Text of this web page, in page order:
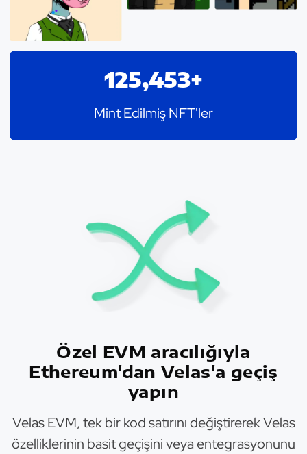
125,453+
Mint Edilmiş NFT'ler
Özel EVM aracılığıyla
Ethereum'dan Velas'a geçiş
yapın
Velas EVM, tek bir kod satırını değiştirerek Velas
özelliklerinin basit geçişini veya entegrasyonunu